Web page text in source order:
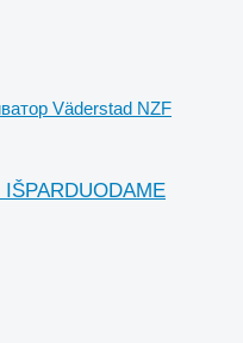
Väderstad NZF